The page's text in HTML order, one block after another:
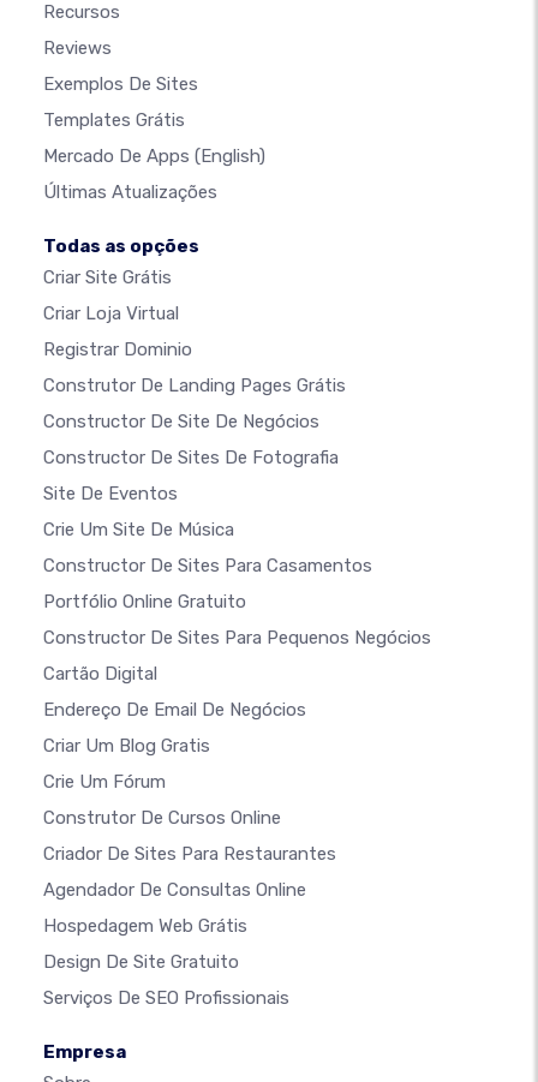
Recursos
Reviews
Exemplos De Sites
Templates Grátis
Mercado De Apps (English)
Últimas Atualizações
Todas as opções
Criar Site Grátis
Criar Loja Virtual
Registrar Dominio
Construtor De Landing Pages Grátis
Constructor De Site De Negócios
Constructor De Sites De Fotografia
Site De Eventos
Crie Um Site De Música
Constructor De Sites Para Casamentos
Portfólio Online Gratuito
Constructor De Sites Para Pequenos Negócios
Cartão Digital
Endereço De Email De Negócios
Criar Um Blog Gratis
Crie Um Fórum
Construtor De Cursos Online
Criador De Sites Para Restaurantes
Agendador De Consultas Online
Hospedagem Web Grátis
Design De Site Gratuito
Serviços De SEO Profissionais
Empresa